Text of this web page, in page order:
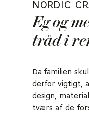
NORDIC
Eg og
tråd i
Da familien
derfor vigtigt,
design,
tværs af de